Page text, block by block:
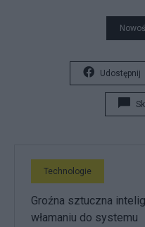
Udostępnij
Technologie
Groźna sztuczna
włamaniu do systemu